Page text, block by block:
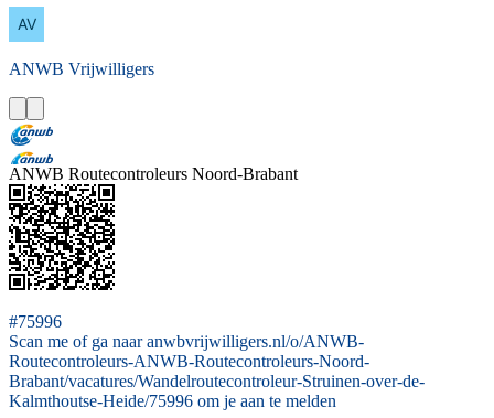
ANWB Vrijwilligers
ANWB Routecontroleurs Noord-Brabant
#75996
Scan me of ga naar anwbvrijwilligers.nl/o/ANWB-
Routecontroleurs-ANWB-Routecontroleurs-Noord-
Brabant/vacatures/Wandelroutecontroleur-Struinen-over-de-
Kalmthoutse-Heide/75996 om je aan te melden